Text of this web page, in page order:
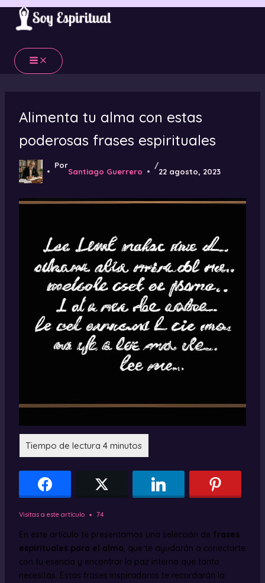
Ir
contenido
Alimenta tu alma con estas
poderosas frases espirituales
Por
Santiago Guerrero
/
22 agosto, 2023
Visitas a este artículo 74
En este artículo te presentamos una selección de frases
espirituales para el alma, que te ayudarán a conectarte
con tu esencia y encontrar la paz interna que tanto
necesitas. Estas frases inspiradoras te recordarán la